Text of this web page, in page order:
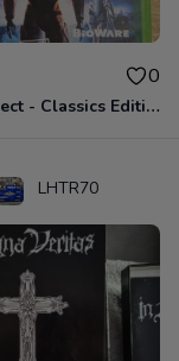
0
Mass Effect - Classics Edition Xbox 360
LHTR70